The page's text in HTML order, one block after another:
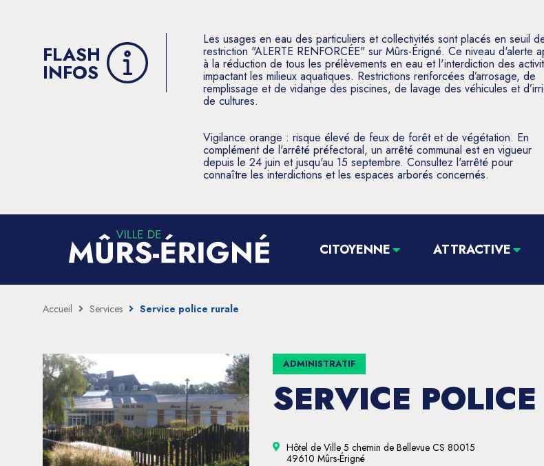
FLASH
INFOS
Les usages en eau des particuliers et collectivités sont placés en seuil
restriction "ALERTE RENFORCÉE" sur Mûrs-Érigné. Ce niveau d'alerte
à la réduction de tous les prélèvements en eau et l'interdiction des
impactant les milieux aquatiques. Restrictions renforcées d’arrosage, de
remplissage et de vidange des piscines, de lavage des véhicules et
de cultures.
Vigilance orange : risque élevé de feux de forêt et de végétation. En
complément de l'arrêté préfectoral, un arrêté communal est en vigueur
depuis le 24 juin et jusqu'au 15 septembre. Consultez l'arrêté pour
connaître les interdictions et les espaces arborés concernés.
CITOYENNE ATTRACTIVE
Accueil Services Service police rurale
ADMINISTRATIF
SERVICE
Hôtel de Ville 5 chemin de Bellevue CS 80015
49610 Mûrs-Érigné